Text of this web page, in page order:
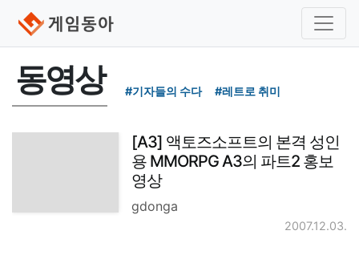
동영상 #기자들의 수다 #레트로 취미
[A3] 액토즈소프트의 본격 성인
용 MMORPG A3의 파트2 홍보
영상
gdonga
2007.12.03.